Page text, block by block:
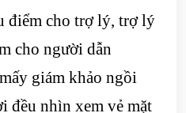
điểm cho trợ lý, trợ lý
cho người dẫn
giám khảo ngồi
đều nhìn xem vẻ mặt